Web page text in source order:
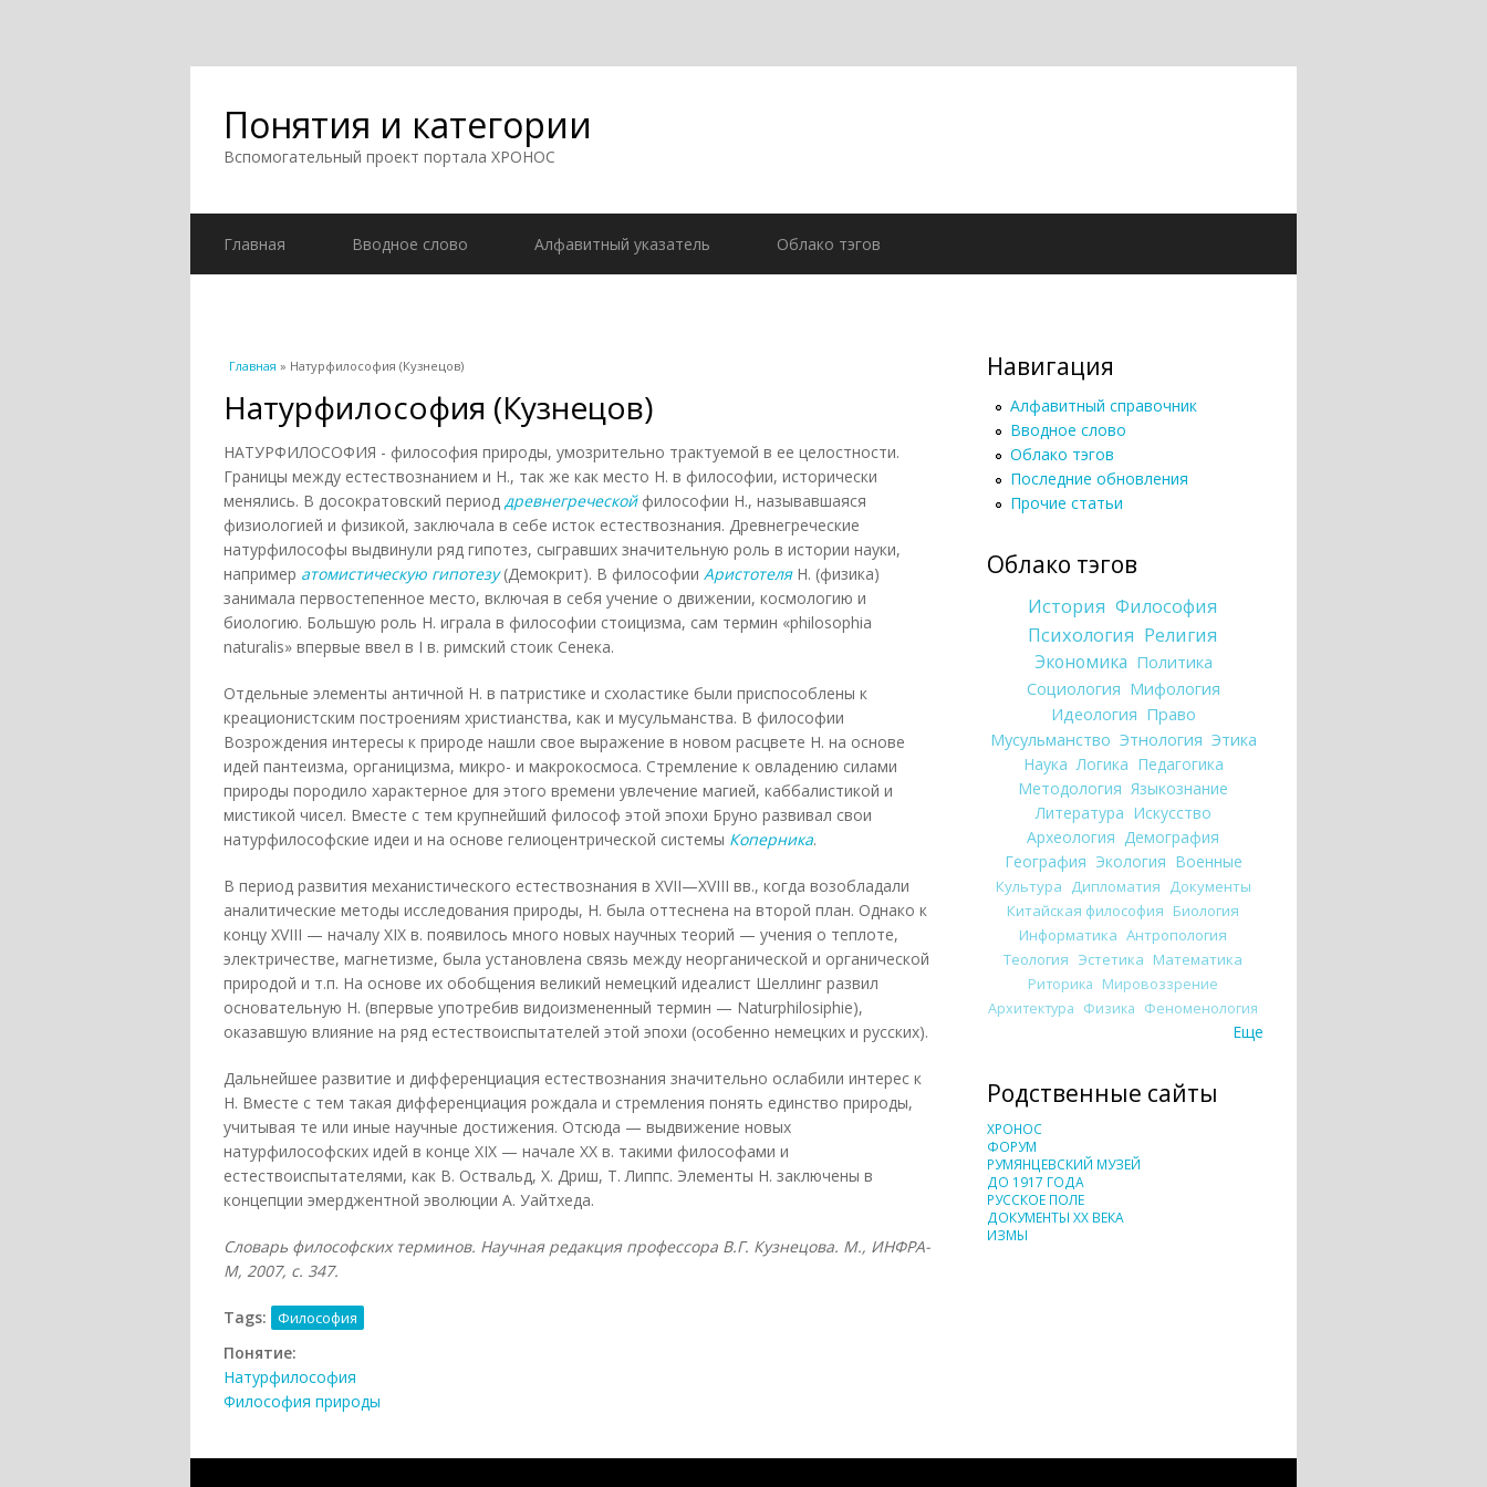
Понятия и категории
Вспомогательный проект портала ХРОНОС
Главная Вводное слово Алфавитный указатель Облако тэгов
Вы здесь
Главная » Натурфилософия (Кузнецов)
Натурфилософия (Кузнецов)
НАТУРФИЛОСОФИЯ - философия природы, умозрительно трактуемой в ее целостности.
Границы между естествознанием и Н., так же как место Н. в философии, исторически
менялись. В досократовский период древнегреческойфилософии Н., называвшаяся
физиологией и физикой, заключала в себе исток естествознания. Древнегреческие
натурфилософы выдвинули ряд гипотез, сыгравших значительную роль в истории науки,
например атомистическую гипотезу(Демокрит). В философии АристотеляН. (физика)
занимала первостепенное место, включая в себя учение о движении, космологию и
биологию. Большую роль Н. играла в философии стоицизма, сам термин «philosophia
naturalis» впервые ввел в I в. римский стоик Сенека.
Отдельные элементы античной Н. в патристике и схоластике были приспособлены к
креационистским построениям христианства, как и мусульманства. В философии
Возрождения интересы к природе нашли свое выражение в новом расцвете Н. на основе
идей пантеизма, органицизма, микро- и макрокосмоса. Стремление к овладению силами
природы породило характерное для этого времени увлечение магией, каббалистикой и
мистикой чисел. Вместе с тем крупнейший философ этой эпохи Бруно развивал свои
натурфилософские идеи и на основе гелиоцентрической системы Коперника.
В период развития механистического естествознания в XVII—XVIII вв., когда возобладали
аналитические методы исследования природы, Н. была оттеснена на второй план. Однако к
концу XVIII — началу XIX в. появилось много новых научных теорий — учения о теплоте,
электричестве, магнетизме, была установлена связь между неорганической и органической
природой и т.п. На основе их обобщения великий немецкий идеалист Шеллинг развил
основательную Н. (впервые употребив видоизмененный термин — Naturphilosiphie),
оказавшую влияние на ряд естествоиспытателей этой эпохи (особенно немецких и русских).
Дальнейшее развитие и дифференциация естествознания значительно ослабили интерес к
Н. Вместе с тем такая дифференциация рождала и стремления понять единство природы,
учитывая те или иные научные достижения. Отсюда — выдвижение новых
натурфилософских идей в конце XIX — начале XX в. такими философами и
естествоиспытателями, как В. Оствальд, X. Дриш, Т. Липпс. Элементы Н. заключены в
концепции эмерджентной эволюции А. Уайтхеда.
Словарь философских терминов. Научная редакция профессора В.Г. Кузнецова. М., ИНФРА-
М, 2007, с. 347.
Tags: Философия
Понятие:
Натурфилософия
Философия природы
Навигация
Алфавитный справочник
Вводное слово
Облако тэгов
Последние обновления
Прочие статьи
Облако тэгов
История Философия
Психология Религия
Экономика Политика
Социология Мифология
Идеология Право
Мусульманство Этнология Этика
Наука Логика Педагогика
Методология Языкознание
Литература Искусство
Археология Демография
География Экология Военные
Культура Дипломатия Документы
Китайская философия Биология
Информатика Антропология
Теология Эстетика Математика
Риторика Мировоззрение
Архитектура Физика Феноменология
Еще
Родственные сайты
ХРОНОС
ФОРУМ
РУМЯНЦЕВСКИЙ МУЗЕЙ
ДО 1917 ГОДА
РУССКОЕ ПОЛЕ
ДОКУМЕНТЫ XX ВЕКА
ИЗМЫ